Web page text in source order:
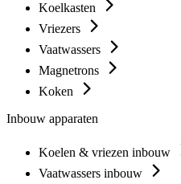
Koelkasten
Vriezers
Vaatwassers
Magnetrons
Koken
Inbouw apparaten
Koelen & vriezen inbouw
Vaatwassers inbouw